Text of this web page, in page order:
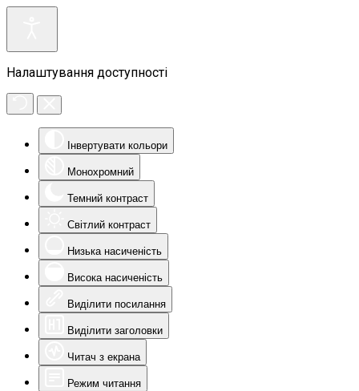
Налаштування доступності
Інвертувати кольори
Монохромний
Темний контраст
Світлий контраст
Низька насиченість
Висока насиченість
Виділити посилання
Виділити заголовки
Читач з екрана
Режим читання